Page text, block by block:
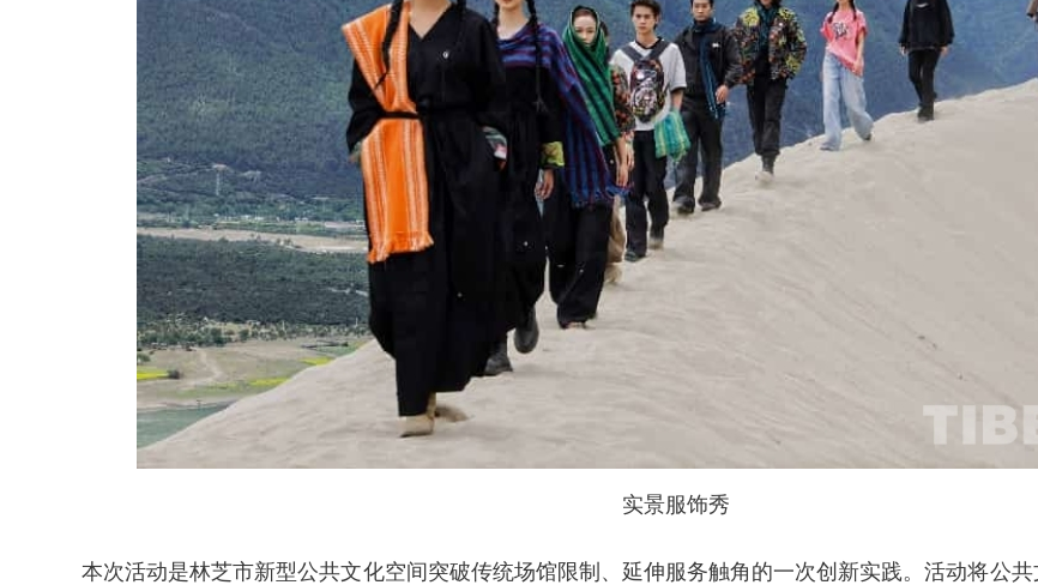
实景服饰秀
本次活动是林芝市新型公共文化空间突破传统场馆限制、延伸服务触角的一次创新实践。活动将公共